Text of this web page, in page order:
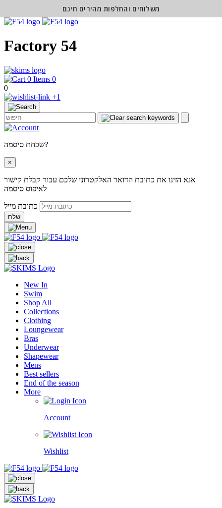
Factory 54
0
0
+1
שכחת סיסמה?
×
אנא הזינו את כתובת הדואר האלקטרוני שלכם עבור קבלת קישור
לאיפוס סיסמה
שלח
New In
Swim
Shop All
Collections
Clothing
Loungewear
Bras
Underwear
Shapewear
Mens
Best sellers
End of the season
More
Account
Wishlist
משלוחים והחלפות מהירים חינם